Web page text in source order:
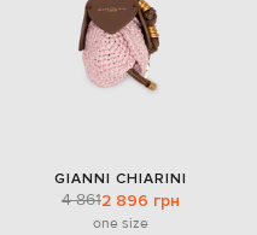
GIANNI CHIARINI
4 8612 896 грн
one size